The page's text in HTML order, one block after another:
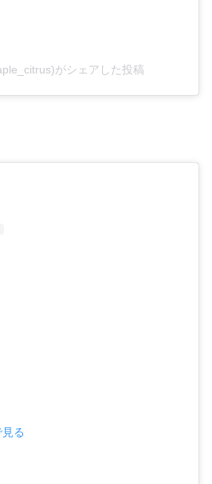
がシェアした投稿
る